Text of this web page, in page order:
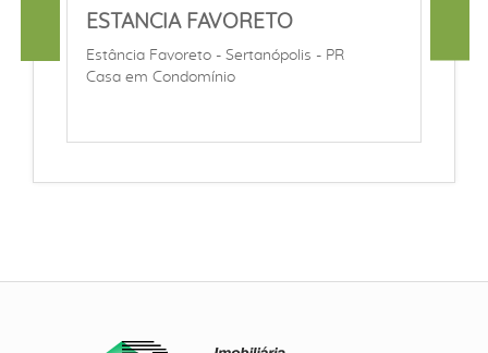
ESTANCIA FAVORETO
Estância Favoreto - Sertanópolis - PR
Casa em Condomínio